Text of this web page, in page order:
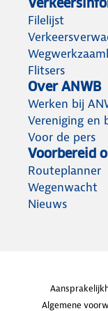
Filelijst
Flitsers
Over ANWB
Werken bij
Vereniging en
Voor de pers
Voorbereid
Routeplanner
Wegenwacht
Nieuws
Algemene